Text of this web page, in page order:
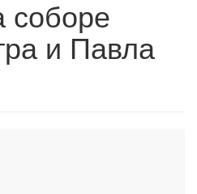
соборе
и Павла